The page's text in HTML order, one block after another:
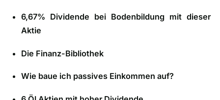
6,67% Dividende bei Bodenbildung mit dieser
Aktie
Die Finanz-Bibliothek
Wie baue ich passives Einkommen auf?